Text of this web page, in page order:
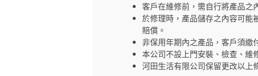
客戶在維修前，需自行將產品之
於修理時，產品儲存之內容可能
賠償。
非保用年期內之產品，客戶須繳
本公司不設上門安裝、檢查、維
河田生活有限公司保留更改以上